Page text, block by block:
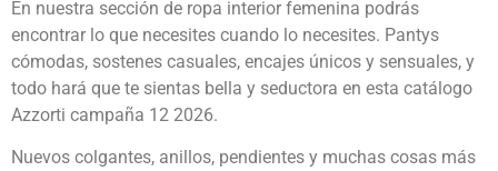
En nuestra sección de ropa interior femenina podrás
encontrar lo que necesites cuando lo necesites. Pantys
cómodas, sostenes casuales, encajes únicos y sensuales, y
todo hará que te sientas bella y seductora en esta catálogo
Azzorti campaña 12 2026.
Nuevos colgantes, anillos, pendientes y muchas cosas más